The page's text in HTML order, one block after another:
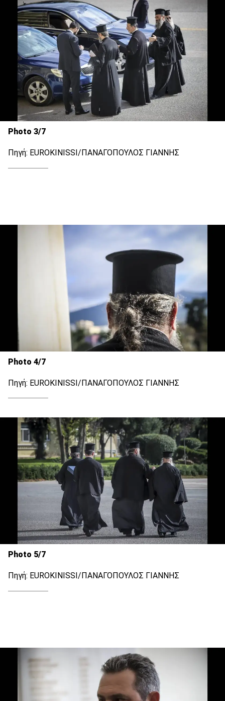
Photo 3/7
Πηγή: EUROKINISSI/ΠΑΝΑΓΟΠΟΥΛΟΣ ΓΙΑΝΝΗΣ
Photo 4/7
Πηγή: EUROKINISSI/ΠΑΝΑΓΟΠΟΥΛΟΣ ΓΙΑΝΝΗΣ
Photo 5/7
Πηγή: EUROKINISSI/ΠΑΝΑΓΟΠΟΥΛΟΣ ΓΙΑΝΝΗΣ